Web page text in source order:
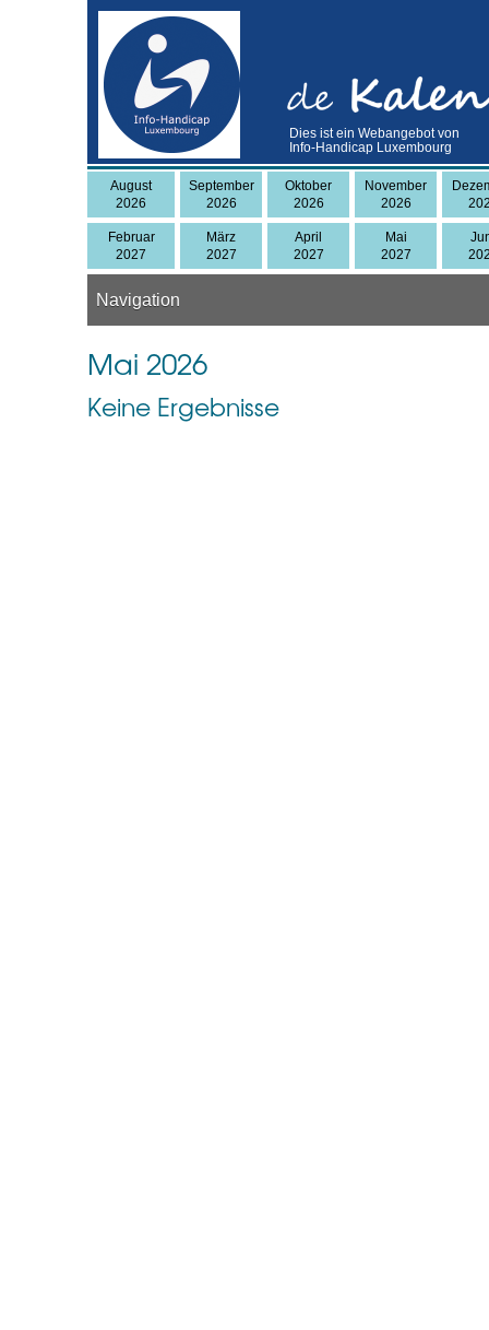
August
2026
September
2026
Oktober
2026
November
2026
Februar
2027
März
2027
April
2027
Mai
2027
Navigation
Dies ist ein Webangebot von
Info-Handicap Luxembourg
Mai 2026
Keine Ergebnisse